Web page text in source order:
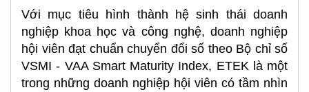
Với mục tiêu hình thành hệ sinh thái doanh
nghiệp khoa học và công nghệ, doanh nghiệp
hội viên đạt chuẩn chuyển đổi số theo Bộ chỉ số
VSMI - VAA Smart Maturity Index, ETEK là một
trong những doanh nghiệp hội viên có tầm nhìn